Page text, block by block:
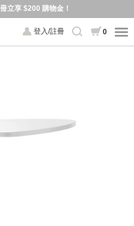
立享 $200 購物金！
登入/註冊 0